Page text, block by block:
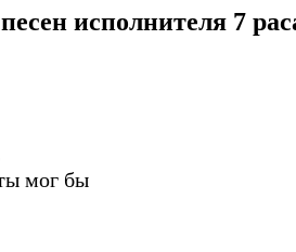
исполнителя 7
мог бы